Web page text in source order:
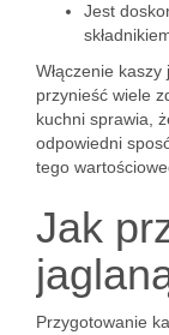
Jest
Włączenie
przynieść wiele
kuchni sprawia,
odpowiedni
tego
Jak
Przygotowanie